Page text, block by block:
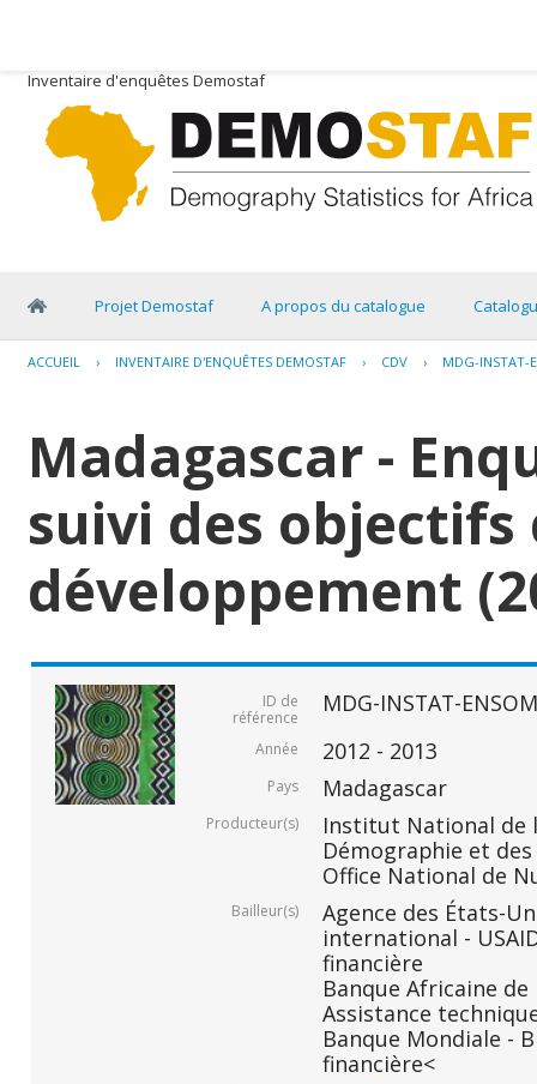
Inventaire d'enquêtes Demostaf
Projet Demostaf A propos du catalogue
ACCUEIL › INVENTAIRE D'ENQUÊTES DEMOSTAF › CDV › MDG-INSTAT-
Madagascar -
suivi des
développement
ID de
référence
MDG-INSTAT-
Année 2012 - 2013
Pays Madagascar
Producteur(s)
Institut National de
Démographie et
Office National de
Bailleur(s)
Agence des États-
international -
financière
Banque Africaine
Assistance
Banque Mondiale -
financière<